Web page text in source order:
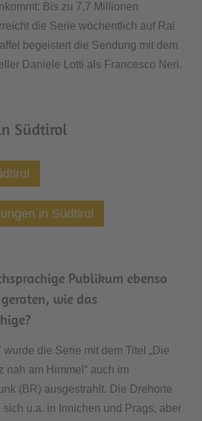
Bis zu 7,7 Millionen
die Serie wöchentlich auf Rai
begeistert die Sendung mit dem
Daniele Lotti als Francesco Neri.
Südtirol
in Südtirol
Publikum ebenso
wie das
wurde die Serie mit dem Titel „Die
nah am Himmel“ auch im
(BR) ausgestrahlt. Die Drehorte
u.a. in Innichen und Prags, aber